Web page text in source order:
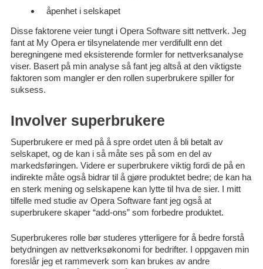
åpenhet i selskapet
Disse faktorene veier tungt i Opera Software sitt nettverk. Jeg
fant at My Opera er tilsynelatende mer verdifullt enn det
beregningene med eksisterende formler for nettverksanalyse
viser. Basert på min analyse så fant jeg altså at den viktigste
faktoren som mangler er den rollen superbrukere spiller for
suksess.
Involver superbrukere
Superbrukere er med på å spre ordet uten å bli betalt av
selskapet, og de kan i så måte ses på som en del av
markedsføringen. Videre er superbrukere viktig fordi de på en
indirekte måte også bidrar til å gjøre produktet bedre; de kan ha
en sterk mening og selskapene kan lytte til hva de sier. I mitt
tilfelle med studie av Opera Software fant jeg også at
superbrukere skaper “add-ons” som forbedre produktet.
Superbrukeres rolle bør studeres ytterligere for å bedre forstå
betydningen av nettverksøkonomi for bedrifter. I oppgaven min
foreslår jeg et rammeverk som kan brukes av andre